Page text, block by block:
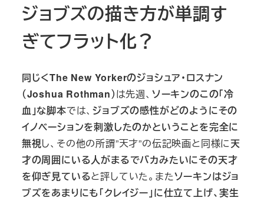
ジョブズの描き方が単調す
ぎてフラット化？
同じくThe New Yorkerのジョシュア・ロスナン
（Joshua Rothman）は先週、 ソーキンのこの「冷
血」な脚本では、ジョブズの感性がどのようにその
イノベーションを刺激したのかということを完全に
無視し、その他の所謂”天才”の伝記映画と同様に天
才の周囲にいる人がまるでバカみたいにその天才
を仰ぎ見ていると評していた。またソーキンはジョ
ブズをあまりにも「クレイジー」に仕立て上げ、実生